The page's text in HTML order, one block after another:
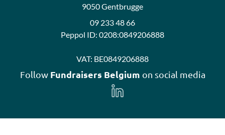
9050 Gentbrugge
09 233 48 66
Peppol ID: 0208:0849206888
VAT: BE0849206888
Follow Fundraisers Belgium on social media
LinkedIn